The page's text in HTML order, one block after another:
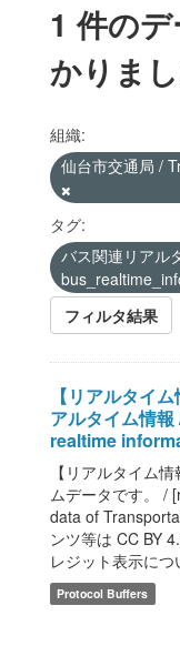
1 件の
かりま
組織:
仙台市交通局 /
タグ:
バス関連リアル
フィルタ結果
【リアルタイ
アルタイム情
realtime
【リアルタイム
ムデータです。 /
data of
ンツ等は CC BY
レジット表示に
Protocol Buffers